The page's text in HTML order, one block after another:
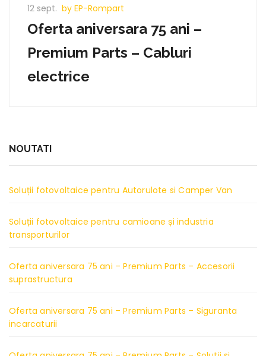
12 sept. by EP-Rompart
Oferta aniversara 75 ani –
Premium Parts – Cabluri
electrice
NOUTATI
Soluții fotovoltaice pentru Autorulote si Camper Van
Soluții fotovoltaice pentru camioane și industria
transporturilor
Oferta aniversara 75 ani – Premium Parts – Accesorii
suprastructura
Oferta aniversara 75 ani – Premium Parts – Siguranta
incarcaturii